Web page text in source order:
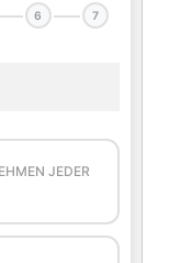
6 7
JEDER